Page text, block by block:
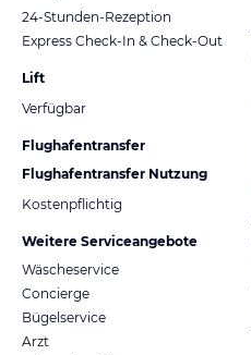
24-Stunden-Rezeption
Express Check-In & Check-Out
Lift
Verfügbar
Flughafentransfer
Flughafentransfer Nutzung
Kostenpflichtig
Weitere Serviceangebote
Wäscheservice
Concierge
Bügelservice
Arzt